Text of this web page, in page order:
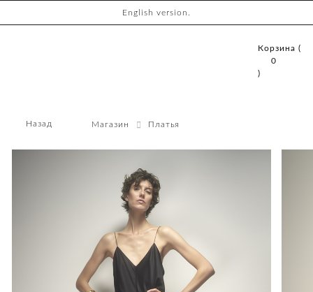
English version.
Корзина (
0
)
Магазин Платья
Назад